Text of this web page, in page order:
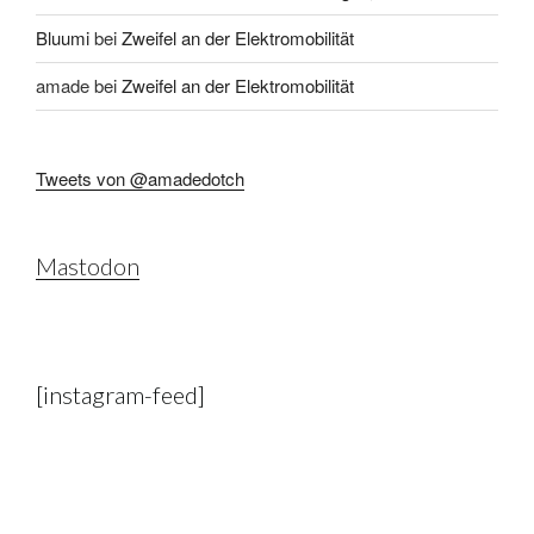
BluumibeiZweifel an der Elektromobilität
amadebeiZweifel an der Elektromobilität
Tweets von @amadedotch
Mastodon
[instagram-feed]